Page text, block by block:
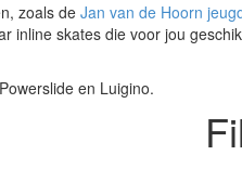
zoals deJan van de Hoorn
inline skates die voor jou
en Luigino.